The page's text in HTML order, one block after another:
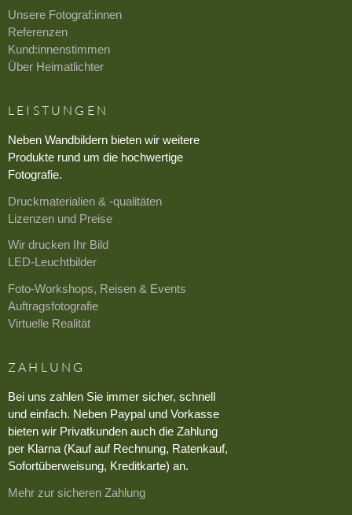
Unsere Fotograf:innen
Referenzen
Kund:innenstimmen
Über Heimatlichter
LEISTUNGEN
Neben Wandbildern bieten wir weitere
Produkte rund um die hochwertige
Fotografie.
Druckmaterialien & -qualitäten
Lizenzen und Preise
Wir drucken Ihr Bild
LED-Leuchtbilder
Foto-Workshops, Reisen & Events
Auftragsfotografie
Virtuelle Realität
ZAHLUNG
Bei uns zahlen Sie immer sicher, schnell
und einfach. Neben Paypal und Vorkasse
bieten wir Privatkunden auch die Zahlung
per Klarna (Kauf auf Rechnung, Ratenkauf,
Sofortüberweisung, Kreditkarte) an.
Mehr zur sicheren Zahlung